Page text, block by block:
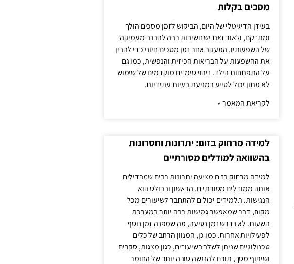
מסכים בקלות
בעידן הדיגיטלי של היום, הביקוש לזמן מסכים הולך
ומתרקם, ולאור זאת יש חשיבות רבה להבנה מעמיקה
של השפעותיו. המעקב אחר זמן מסכים חיוני כדי להבין
את ההשפעות על הבריאות הפיזית והנפשית, כמו גם
על התפתחות הילד. זיהוי סימנים מוקדמים של שימוש
לא מתון יכול לסייע במניעת בעיות עתידיות.
לקריאת המאמר »
למידה מרחוק בזום: יתרונות וחסרונות
בהשוואה למודלים מסורתיים
למידה מרחוק בזום מציעה יתרונות רבים שמבדילים
אותה ממודלים מסורתיים. הראשון והבולט הוא
הנגישות. תלמידים יכולים להתחבר לשיעורים מכל
מקום, דבר שמאפשר גמישות רבה יותר במערכת
השעות. לא נדרש זמן נסיעה, מה שמפנה זמן נוסף
לפעילויות אחרות. כמו כן, המגוון הרחב של כלים
טכנולוגיים שניתן לשלב בשיעורים, כגון מצגות, סקרים
ושיתוף מסך, תורם להנגשה טובה יותר של החומר